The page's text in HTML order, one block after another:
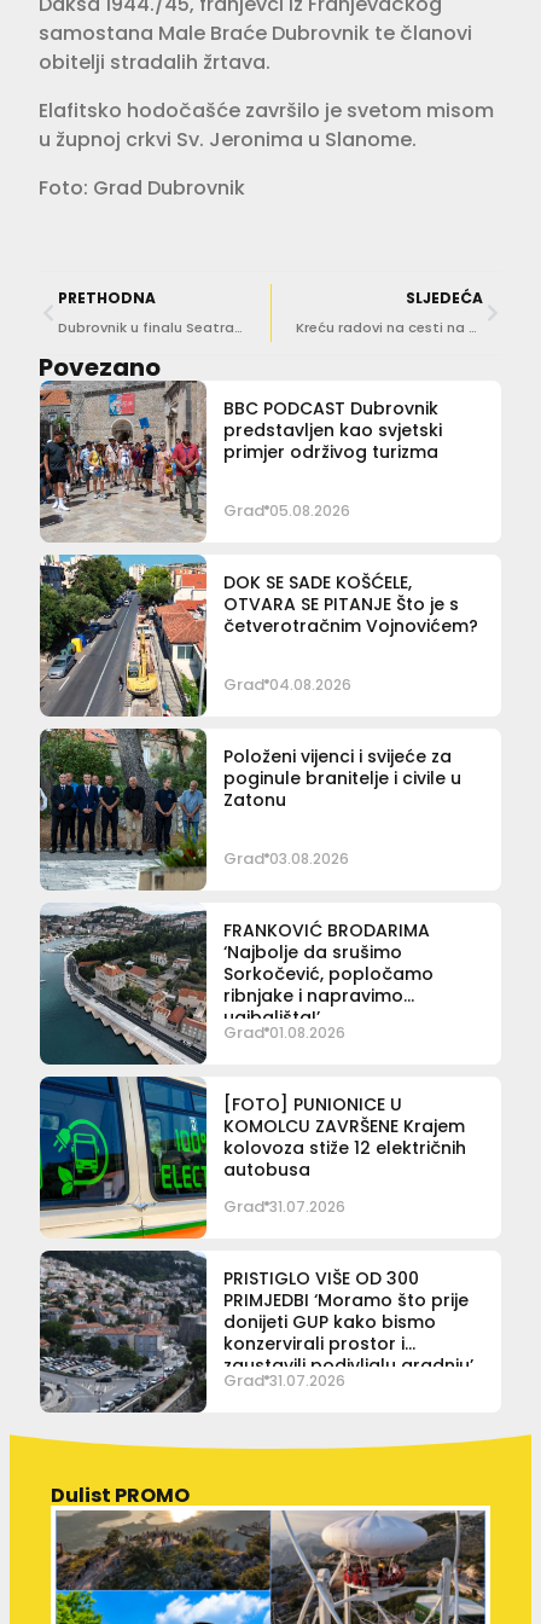
samostana Male Braće Dubrovnik te članovi
obitelji stradalih žrtava.
Elafitsko hodočašće završilo je svetom misom
u župnoj crkvi Sv. Jeronima u Slanome.
Foto: Grad Dubrovnik
PRETHODNA
Dubrovnik u finalu Seatrade Cruise nagrade za destinaciju godine
SLJEDEĆA
Kreću radovi na cesti na potezu od Sustjepana do Lozice, trajat će desetak dana
Povezano
BBC PODCAST Dubrovnik
predstavljen kao svjetski
primjer održivog turizma
Grad 05.08.2026
DOK SE SADE KOŠĆELE,
OTVARA SE PITANJE Što je s
četverotračnim Vojnovićem?
Grad 04.08.2026
Položeni vijenci i svijeće za
poginule branitelje i civile u
Zatonu
Grad 03.08.2026
FRANKOVIĆ BRODARIMA
‘Najbolje da srušimo
Sorkočević, popločamo
ribnjake i napravimo
ugibališta!’
Grad 01.08.2026
[FOTO] PUNIONICE U
KOMOLCU ZAVRŠENE Krajem
kolovoza stiže 12 električnih
autobusa
Grad 31.07.2026
PRISTIGLO VIŠE OD 300
PRIMJEDBI ‘Moramo što prije
donijeti GUP kako bismo
konzervirali prostor i
zaustavili podivljalu gradnju’
Grad 31.07.2026
Dulist PROMO